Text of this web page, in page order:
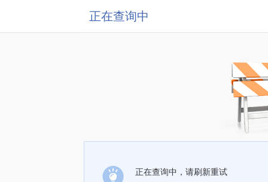
正在查询中
正在查询中，请刷新重试